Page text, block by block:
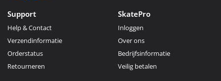
Support
Help & Contact
Verzendinformatie
Orderstatus
Retourneren
SkatePro
Inloggen
Over ons
Bedrijfsinformatie
Veilig betalen